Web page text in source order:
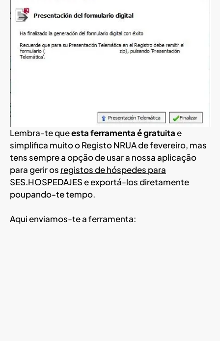
Lembra-te queesta ferramenta é gratuitae
simplifica muito o Registo NRUA de fevereiro, mas
tens sempre a opção de usar a nossa aplicação
para gerir os registos de hóspedes para
SES.HOSPEDAJESeexportá-los diretamente
poupando-te tempo.
Aqui enviamos-te a ferramenta: